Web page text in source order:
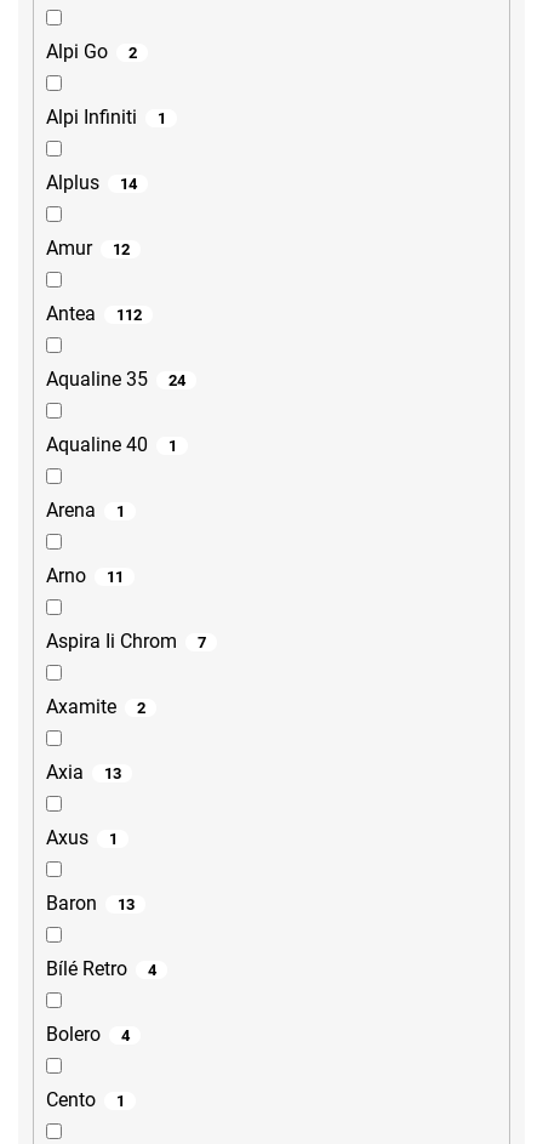
Alpi Go 2
Alpi Infiniti 1
Alplus 14
Amur 12
Antea 112
Aqualine 35 24
Aqualine 40 1
Arena 1
Arno 11
Aspira Ii Chrom 7
Axamite 2
Axia 13
Axus 1
Baron 13
Bílé Retro 4
Bolero 4
Cento 1